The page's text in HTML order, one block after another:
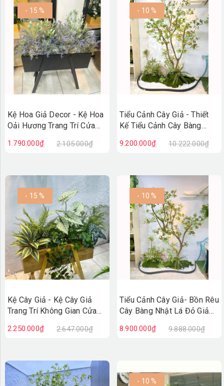
- 15 %
Kệ Hoa Giả Decor - Kệ Hoa
Oải Hương Trang Trí Cửa
(100X50X110cm)- BC279
1.790.000₫ 2.105.000₫
- 10 %
Tiểu Cảnh Cây Giả - Thiết
Kế Tiểu Cảnh Cây Bàng
(90X200X230cm)- RC148
9.200.000₫ 10.222.000₫
- 15 %
Kệ Cây Giả - Kệ Cây Giả
Trang Trí Không Gian Cửa
(100X50X110cm)- BC275
2.250.000₫ 2.647.000₫
- 10 %
Tiểu Cảnh Cây Giả- Bồn Rêu
Cây Bàng Nhật Lá Đỏ Giả
(90X200X220cm)- RC147
8.900.000₫ 9.888.000₫
- 10 %